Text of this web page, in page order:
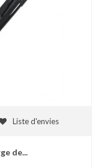
Liste d'envies
de...